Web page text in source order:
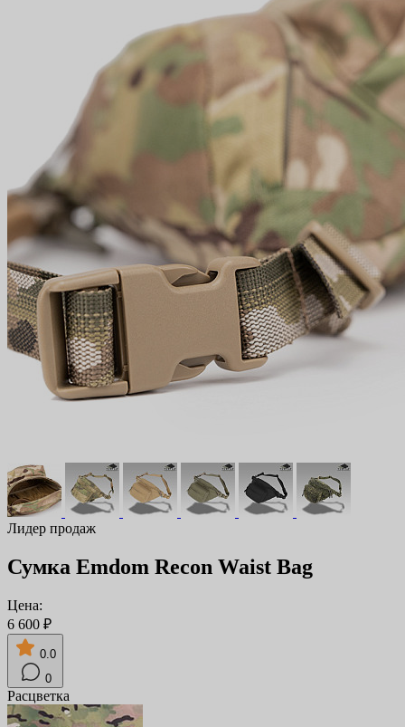
Лидер продаж
Сумка Emdom Recon Waist Bag
Цена:
6 600 ₽
0.0
0
Расцветка